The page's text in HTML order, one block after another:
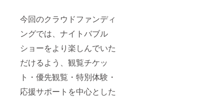
今回のクラウドファンディ
ングでは、ナイトバブル
ショーをより楽しんでいた
だけるよう、観覧チケッ
ト・優先観覧・特別体験・
応援サポートを中心とした